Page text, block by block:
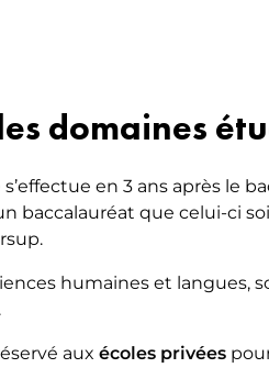
domaines
en 3 ans après le
baccalauréat que celui-ci
humaines et langues,
aux écoles privées